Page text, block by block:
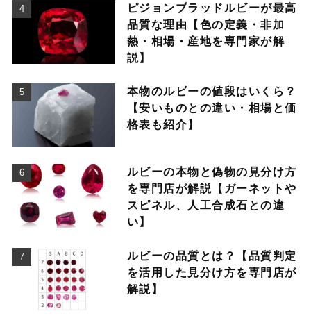
ピジョンブラッドルビーが最高
品質な理由【色の定義・非加
熱・相場・産地を専門家が解
説】
本物のルビーの値段はいくら？
【安いものとの違い・相場と価
格表も紹介】
ルビーの本物と偽物の見分け方
を専門店が解説【ガーネットや
スピネル、人工合成石との違
い】
ルビーの品質とは？【品質判定
を活用した見分け方を専門店が
解説】